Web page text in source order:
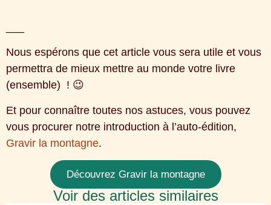
Nous espérons que cet article vous sera utile et vous
permettra de mieux mettre au monde votre livre
(ensemble) ! 😉
Et pour connaître toutes nos astuces, vous pouvez
vous procurer notre introduction à l’auto-édition,
Gravir la montagne.
Découvrez Gravir la montagne
Voir des articles similaires